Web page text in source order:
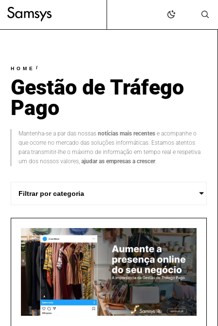
HOME /
Gestão de Tráfego
Pago
Mantenha-se a par das nossasnotícias mais recentese acompanhe o
que ocorre no mercado das soluções informáticas. Estamos atentos
para transmitir-lhe o máximo de informação em tempo real e respetiva
um dos nossos valores,ajudar as empresas a crescer.
Filtrar por categoria